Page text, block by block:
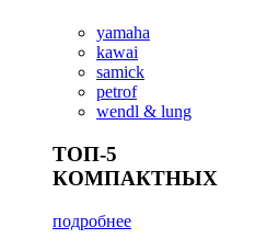
yamaha
kawai
samick
petrof
wendl & lung
ТОП-5
КОМПАКТНЫХ
подробнее